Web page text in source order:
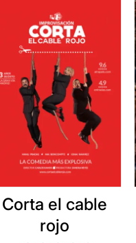
Corta el cable
rojo